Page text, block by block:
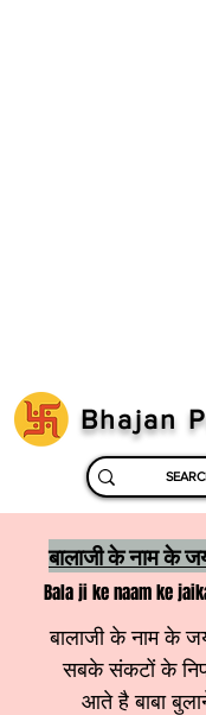
Bhajan
बालाजी के नाम के
Bala ji ke naam ke
बालाजी के नाम के
सबके संकटों के
आते है बाबा